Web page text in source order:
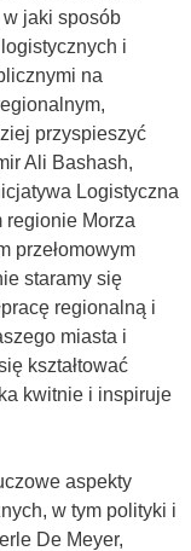
jaki sposób
i
na
przyspieszyć
Ali Bashash,
Logistyczna
regionie Morza
przełomowym
staramy się
regionalną i
miasta i
kształtować
kwitnie i inspiruje
aspekty
w tym polityki i
De Meyer,